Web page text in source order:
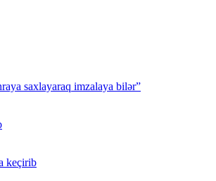
saxlayaraq imzalaya bilər”
keçirib